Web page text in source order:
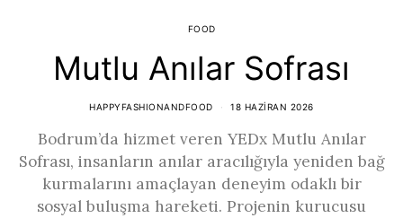
FOOD
Mutlu Anılar Sofrası
HAPPYFASHIONANDFOOD 18 HAZIRAN 2026
Bodrum’da hizmet veren YEDx Mutlu Anılar
Sofrası, insanların anılar aracılığıyla yeniden bağ
kurmalarını amaçlayan deneyim odaklı bir
sosyal buluşma hareketi. Projenin kurucusu